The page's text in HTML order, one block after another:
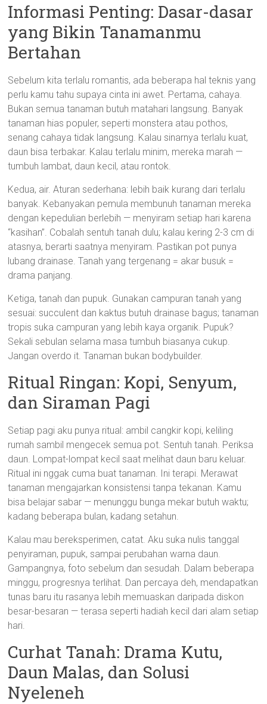
Informasi Penting: Dasar-dasar
yang Bikin Tanamanmu
Bertahan
Sebelum kita terlalu romantis, ada beberapa hal teknis yang
perlu kamu tahu supaya cinta ini awet. Pertama, cahaya.
Bukan semua tanaman butuh matahari langsung. Banyak
tanaman hias populer, seperti monstera atau pothos,
senang cahaya tidak langsung. Kalau sinarnya terlalu kuat,
daun bisa terbakar. Kalau terlalu minim, mereka marah —
tumbuh lambat, daun kecil, atau rontok.
Kedua, air. Aturan sederhana: lebih baik kurang dari terlalu
banyak. Kebanyakan pemula membunuh tanaman mereka
dengan kepedulian berlebih — menyiram setiap hari karena
“kasihan”. Cobalah sentuh tanah dulu; kalau kering 2-3 cm di
atasnya, berarti saatnya menyiram. Pastikan pot punya
lubang drainase. Tanah yang tergenang = akar busuk =
drama panjang.
Ketiga, tanah dan pupuk. Gunakan campuran tanah yang
sesuai: succulent dan kaktus butuh drainase bagus; tanaman
tropis suka campuran yang lebih kaya organik. Pupuk?
Sekali sebulan selama masa tumbuh biasanya cukup.
Jangan overdo it. Tanaman bukan bodybuilder.
Ritual Ringan: Kopi, Senyum,
dan Siraman Pagi
Setiap pagi aku punya ritual: ambil cangkir kopi, keliling
rumah sambil mengecek semua pot. Sentuh tanah. Periksa
daun. Lompat-lompat kecil saat melihat daun baru keluar.
Ritual ini nggak cuma buat tanaman. Ini terapi. Merawat
tanaman mengajarkan konsistensi tanpa tekanan. Kamu
bisa belajar sabar — menunggu bunga mekar butuh waktu;
kadang beberapa bulan, kadang setahun.
Kalau mau bereksperimen, catat. Aku suka nulis tanggal
penyiraman, pupuk, sampai perubahan warna daun.
Gampangnya, foto sebelum dan sesudah. Dalam beberapa
minggu, progresnya terlihat. Dan percaya deh, mendapatkan
tunas baru itu rasanya lebih memuaskan daripada diskon
besar-besaran — terasa seperti hadiah kecil dari alam setiap
hari.
Curhat Tanah: Drama Kutu,
Daun Malas, dan Solusi
Nyeleneh